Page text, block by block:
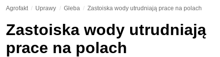
Agrofakt Uprawy Gleba Zastoiska wody utrudniają prace na polach
Zastoiska wody utrudniają
prace na polach